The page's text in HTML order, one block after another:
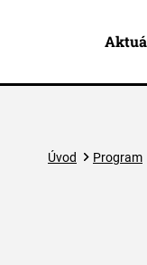
Úvod Program